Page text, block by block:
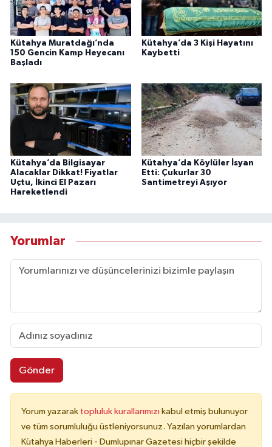
Kütahya Muratdağı’nda
150 Gencin Kamp Heyecanı
Başladı
Kütahya’da 3 Kişi Hayatını
Kaybetti
Kütahya’da Bilgisayar
Alacaklar Dikkat! Fiyatlar
Uçtu, İkinci El Pazarı
Hareketlendi
Kütahya’da Köylüler İsyan
Etti: Çukurlar 30
Santimetreyi Aşıyor
Yorumlar
Gönder
Yorum yazarak topluluk kurallarımızı kabul etmiş bulunuyor
ve tüm sorumluluğu üstleniyorsunuz. Yazılan yorumlardan
Kütahya Haberleri - Dumlupınar Gazetesi hiçbir şekilde